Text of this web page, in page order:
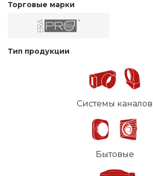
Торговые марки
Тип продукции
Системы каналов
Бытовые